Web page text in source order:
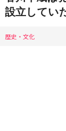
設立してい
歴史・文化